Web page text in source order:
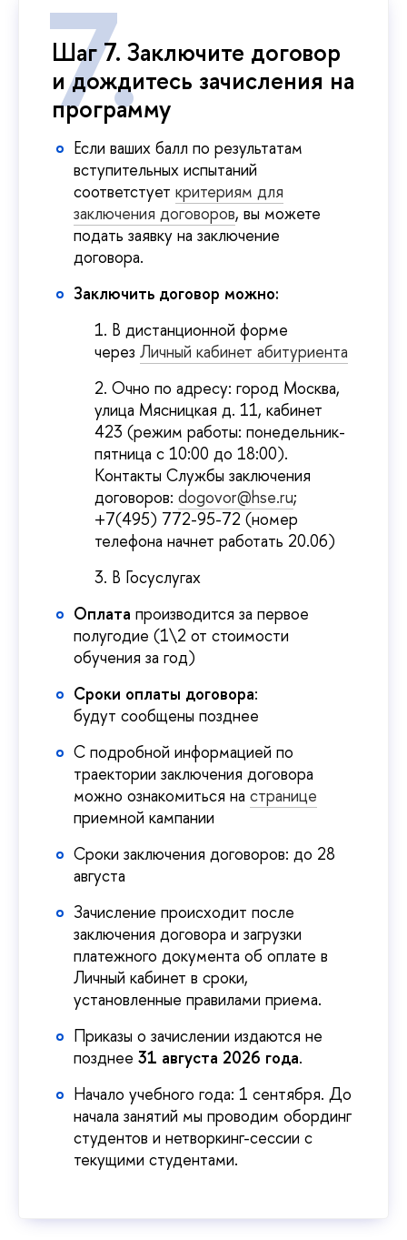
Шаг 7. Заключите договор
и дождитесь зачисления на
программу
Если ваших балл по результатам
вступительных испытаний
соответстует критериям для
заключения договоров, вы можете
подать заявку на заключение
договора.
Заключить договор можно:
В дистанционной форме
черезЛичный кабинет абитуриента
Очно по адресу: город Москва,
улица Мясницкая д. 11, кабинет
423 (режим работы: понедельник-
пятница с 10:00 до 18:00).
Контакты Службы заключения
договоров:dogovor@hse.ru;
+7(495) 772-95-72 (номер
телефона начнет работать 20.06)
В Госуслугах
Оплата производится за первое
полугодие (1\2 от стоимости
обучения за год)
Сроки оплаты договора:
будут сообщены позднее
С подробной информацией по
траектории заключения договора
можно ознакомиться на странице
приемной кампании
Сроки заключения договоров: до 28
августа
Зачисление происходит после
заключения договора и загрузки
платежного документа об оплате в
Личный кабинет в сроки,
установленные правилами приема.
Приказы о зачислении издаются не
позднее 31 августа 2026 года.
Начало учебного года: 1 сентября. До
начала занятий мы проводим обординг
студентов и нетворкинг-сессии с
текущими студентами.